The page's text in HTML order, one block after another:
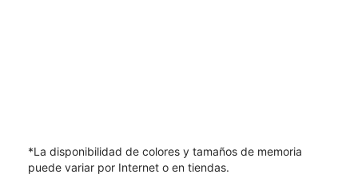
*La disponibilidad de colores y tamaños de memoria
puede variar por Internet o en tiendas.